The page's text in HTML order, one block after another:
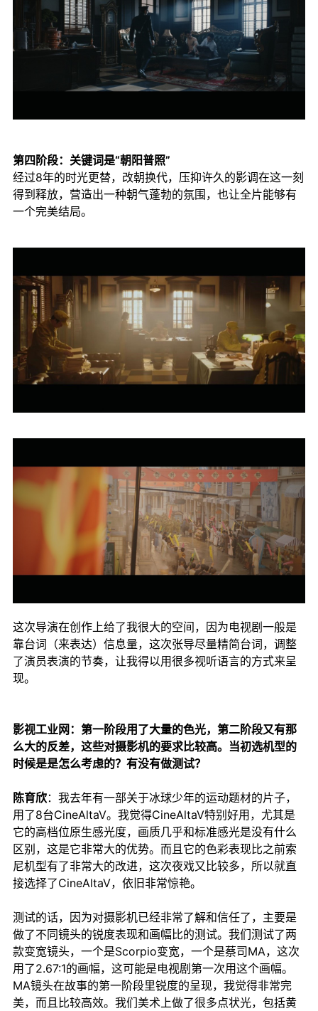
第四阶段：关键词是“朝阳普照”
经过8年的时光更替，改朝换代，压抑许久的影调在这一刻
得到释放，营造出一种朝气蓬勃的氛围，也让全片能够有
一个完美结局。
这次导演在创作上给了我很大的空间，因为电视剧一般是
靠台词 （来表达）信息量，这次张导尽量精简台词，调整
了演员表演的节奏，让我得以用很多视听语言的方式来呈
现。
影视工业网：第一阶段用了大量的色光，第二阶段又有那
么大的反差，这些对摄影机的要求比较高。当初选机型的
时候是是怎么考虑的？有没有做测试？
陈育欣：我去年有一部关于冰球少年的运动题材的片子，
用了8台CineAltaV。我觉得CineAltaV特别好用，尤其是
它的高档位原生感光度，画质几乎和标准感光是没有什么
区别，这是它非常大的优势。而且它的色彩表现比之前索
尼机型有了非常大的改进，这次夜戏又比较多，所以就直
接选择了CineAltaV，依旧非常惊艳。
测试的话，因为对摄影机已经非常了解和信任了，主要是
做了不同镜头的锐度表现和画幅比的测试。我们测试了两
款变宽镜头，一个是Scorpio变宽，一个是蔡司MA，这次
用了2.67:1的画幅，这可能是电视剧第一次用这个画幅。
MA镜头在故事的第一阶段里锐度的呈现，我觉得非常完
美，而且比较高效。我们美术上做了很多点状光，包括黄